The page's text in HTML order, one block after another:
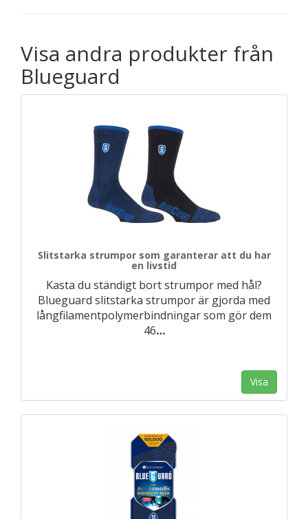
Visa andra produkter från
Blueguard
Slitstarka strumpor som garanterar att du har
en livstid
Kasta du ständigt bort strumpor med hål?
Blueguard slitstarka strumpor är gjorda med
långfilamentpolymerbindningar som gör dem
46…
Visa